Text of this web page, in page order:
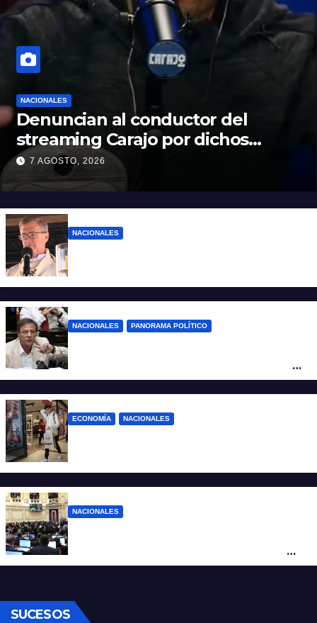
NACIONALES
Denuncian al conductor del
streaming Carajo por dichos
discriminatorios
7 AGOSTO, 2026
NACIONALES
NACIONALES PANORAMA POLÍTICO
Sturzenegger: “Se cree que somos títeres
o estúpidos”
ECONOMÍA NACIONALES
NACIONALES
Senado
SUCESOS